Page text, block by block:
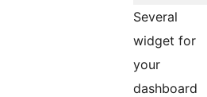
Several
widget for
your
dashboard